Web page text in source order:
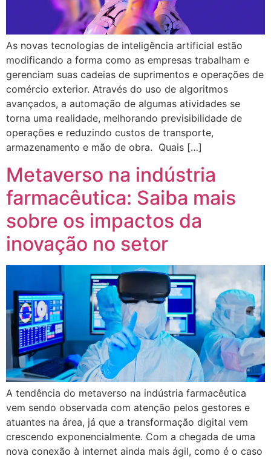
As novas tecnologias de inteligência artificial estão
modificando a forma como as empresas trabalham e
gerenciam suas cadeias de suprimentos e operações de
comércio exterior. Através do uso de algoritmos
avançados, a automação de algumas atividades se
torna uma realidade, melhorando previsibilidade de
operações e reduzindo custos de transporte,
armazenamento e mão de obra. Quais […]
Metaverso na indústria
farmacêutica: Saiba mais
sobre os impactos da
inovação no setor
A tendência do metaverso na indústria farmacêutica
vem sendo observada com atenção pelos gestores e
atuantes na área, já que a transformação digital vem
crescendo exponencialmente. Com a chegada de uma
nova conexão à internet ainda mais ágil, como é o caso